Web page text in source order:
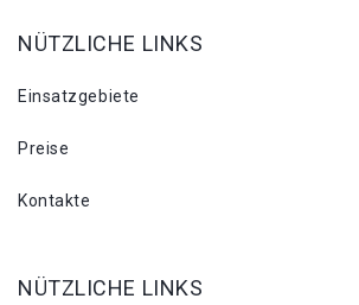
NÜTZLICHE LINKS
Einsatzgebiete
Preise
Kontakte
NÜTZLICHE LINKS